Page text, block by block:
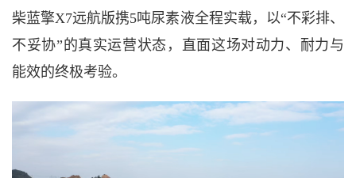
柴蓝擎X7远航版携5吨尿素液全程实载，以“不彩排、
不妥协”的真实运营状态，直面这场对动力、耐力与
能效的终极考验。